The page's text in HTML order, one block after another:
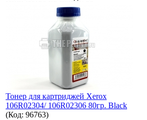
Тонер для картриджей Xerox
106R02304/ 106R02306 80гр. Black
(Код: 96763)